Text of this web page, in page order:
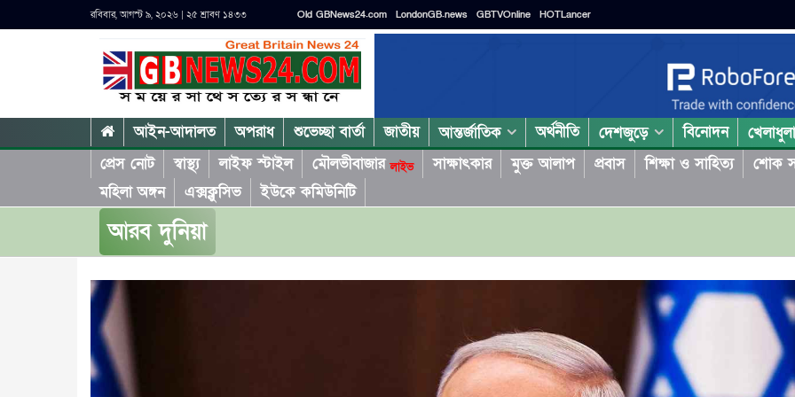
রবিবার, আগস্ট ৯, ২০২৬ | ২৫ শ্রাবণ ১৪৩৩ Old GBNews24.com LondonGB.news GBTVOnline HOTLancer
আইন-আদালত অপরাধ শুভেচ্ছা বার্তা জাতীয় আন্তর্জাতিক অর্থনীতি দেশজুড়ে বিনোদন
প্রেস নোট
স্বাস্থ্য লাইফ স্টাইল মৌলভীবাজারলাইভ সাক্ষাৎকার মুক্ত আলাপ প্রবাস শিক্ষা ও সাহিত্য শোক
মহিলা অঙ্গন
এক্সক্লুসিভ ইউকে কমিউনিটি
আরব দুনিয়া